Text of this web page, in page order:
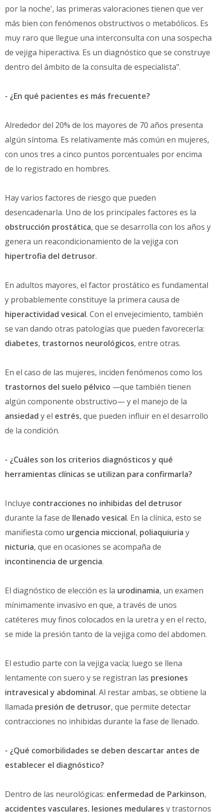
por la noche', las primeras valoraciones tienen que ver
más bien con fenómenos obstructivos o metabólicos. Es
muy raro que llegue una interconsulta con una sospecha
de vejiga hiperactiva. Es un diagnóstico que se construye
dentro del ámbito de la consulta de especialista".
- ¿En qué pacientes es más frecuente?
Alrededor del 20% de los mayores de 70 años presenta
algún síntoma. Es relativamente más común en mujeres,
con unos tres a cinco puntos porcentuales por encima
de lo registrado en hombres.
Hay varios factores de riesgo que pueden
desencadenarla. Uno de los principales factores es la
obstrucción prostática, que se desarrolla con los años y
genera un reacondicionamiento de la vejiga con
hipertrofia del detrusor.
En adultos mayores, el factor prostático es fundamental
y probablemente constituye la primera causa de
hiperactividad vesical. Con el envejecimiento, también
se van dando otras patologías que pueden favorecerla:
diabetes, trastornos neurológicos, entre otras.
En el caso de las mujeres, inciden fenómenos como los
trastornos del suelo pélvico —que también tienen
algún componente obstructivo— y el manejo de la
ansiedad y el estrés, que pueden influir en el desarrollo
de la condición.
- ¿Cuáles son los criterios diagnósticos y qué
herramientas clínicas se utilizan para confirmarla?
Incluye contracciones no inhibidas del detrusor
durante la fase de llenado vesical. En la clínica, esto se
manifiesta como urgencia miccional, poliaquiuria y
nicturia, que en ocasiones se acompaña de
incontinencia de urgencia.
El diagnóstico de elección es la urodinamia, un examen
mínimamente invasivo en que, a través de unos
catéteres muy finos colocados en la uretra y en el recto,
se mide la presión tanto de la vejiga como del abdomen.
El estudio parte con la vejiga vacía; luego se llena
lentamente con suero y se registran las presiones
intravesical y abdominal. Al restar ambas, se obtiene la
llamada presión de detrusor, que permite detectar
contracciones no inhibidas durante la fase de llenado.
- ¿Qué comorbilidades se deben descartar antes de
establecer el diagnóstico?
Dentro de las neurológicas: enfermedad de Parkinson,
accidentes vasculares, lesiones medulares y trastornos